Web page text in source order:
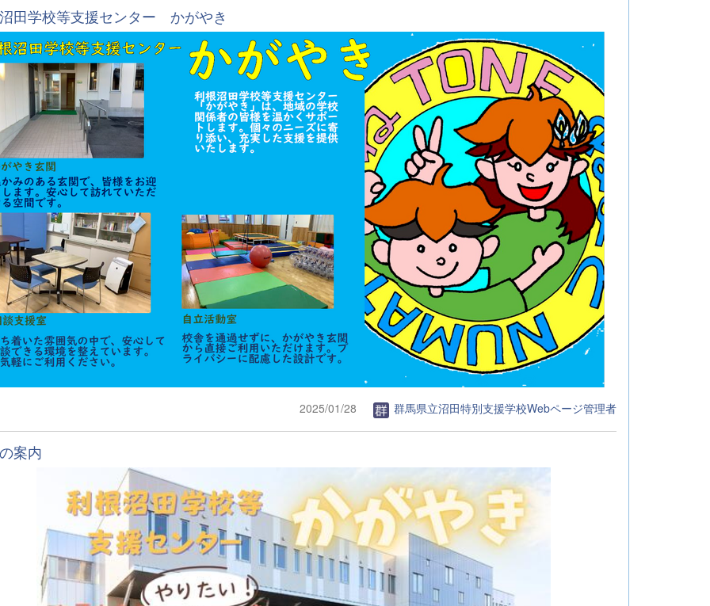
田学校等支援センター かがやき
2025/01/28 群馬県立沼田特別支援学校Webページ管理者
案内